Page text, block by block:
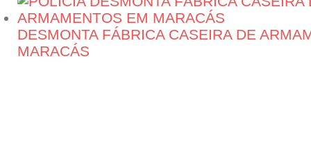
DESMONTA FÁBRICA CASEIRA DE
MARACÁS